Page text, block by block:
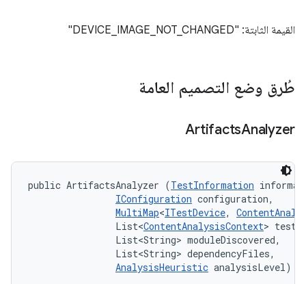
القيمة الثابتة: "DEVICE_IMAGE_NOT_CHANGED"
طُرق وضع التصميم العامة
ArtifactsAnalyzer
public ArtifactsAnalyzer (TestInformation
IConfiguration configuration,
MultiMap<ITestDevice,
                List<
ContentAnalysisContext>
                List<String> moduleDiscovered,
                List<String> dependencyFiles,
AnalysisHeuristic analysisLevel)